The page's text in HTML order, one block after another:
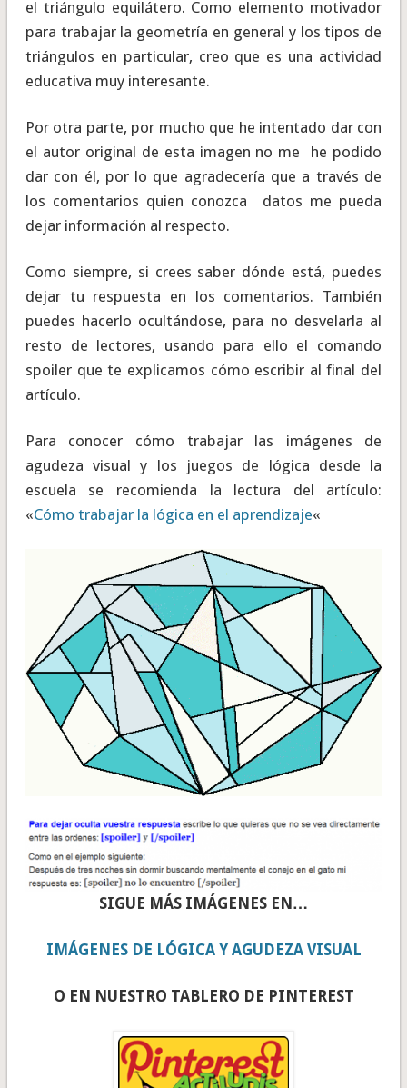
el triángulo equilátero. Como elemento motivador
para trabajar la geometría en general y los tipos de
triángulos en particular, creo que es una actividad
educativa muy interesante.
Por otra parte, por mucho que he intentado dar con
el autor original de esta imagen no me he podido
dar con él, por lo que agradecería que a través de
los comentarios quien conozca datos me pueda
dejar información al respecto.
Como siempre, si crees saber dónde está, puedes
dejar tu respuesta en los comentarios. También
puedes hacerlo ocultándose, para no desvelarla al
resto de lectores, usando para ello el comando
spoiler que te explicamos cómo escribir al final del
artículo.
Para conocer cómo trabajar las imágenes de
agudeza visual y los juegos de lógica desde la
escuela se recomienda la lectura del artículo:
«Cómo trabajar la lógica en el aprendizaje«
SIGUE MÁS IMÁGENES EN…
IMÁGENES DE LÓGICA Y AGUDEZA VISUAL
O EN NUESTRO TABLERO DE PINTEREST